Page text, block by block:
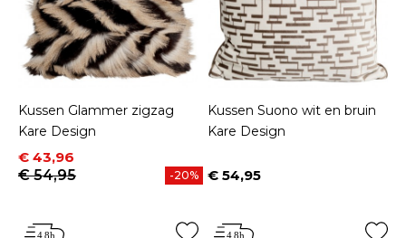
Kussen Glammer zigzag
Kare Design
Prijs
€ 43,96
Normale prijs
€ 54,95
-20%
Kussen Suono wit en bruin
Kare Design
Prijs
€ 54,95